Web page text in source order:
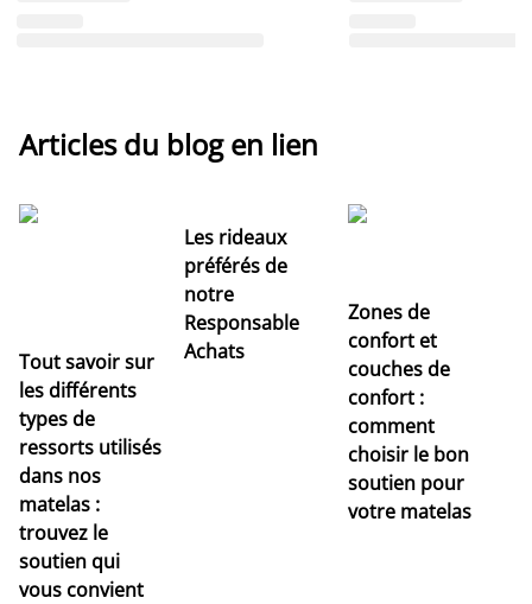
Articles du blog en lien
Tout savoir sur
les différents
types de
ressorts utilisés
dans nos
matelas :
trouvez le
soutien qui
vous convient
Les rideaux
préférés de
notre
Responsable
Achats
Zones de
confort et
couches de
confort :
comment
choisir le bon
soutien pour
votre matelas